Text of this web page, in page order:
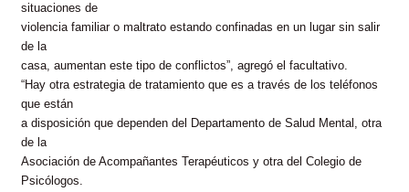
situaciones de
violencia familiar o maltrato estando confinadas en un lugar sin salir
de la
casa, aumentan este tipo de conflictos”, agregó el facultativo.
“Hay otra estrategia de tratamiento que es a través de los teléfonos
que están
a disposición que dependen del Departamento de Salud Mental, otra
de la
Asociación de Acompañantes Terapéuticos y otra del Colegio de
Psicólogos.